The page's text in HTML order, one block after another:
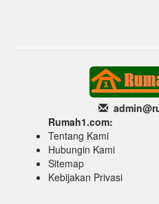
Rumah1.com:
Tentang Kami
Hubungin Kami
Sitemap
Kebijakan Privasi